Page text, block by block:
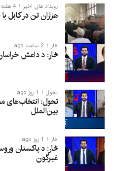
رویداد های اخیر 4 هفته ago
هزاران تن در کابل
څار 2 ساعت ago
څار: د داعش
تحول 1 روز ago
تحول:
بین‌الملل
څار 1 روز ago
څار: د پاکستان
غبرگون